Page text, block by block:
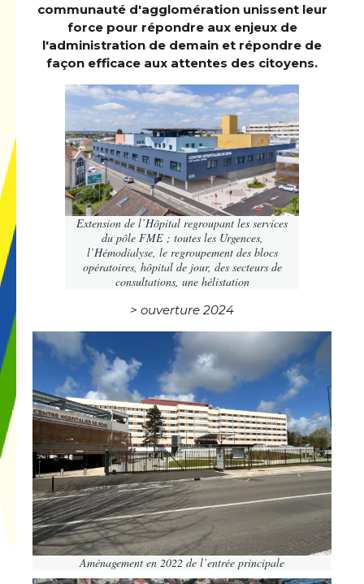
communauté d'agglomération unissent leur
force pour répondre aux enjeux de
l'administration de demain et répondre de
façon efficace aux attentes des citoyens.
Extension de l’Hôpital regroupant les services
du pôle FME ; toutes les Urgences,
l’Hémodialyse, le regroupement des blocs
opératoires, hôpital de jour, des secteurs de
consultations, une hélistation
> ouverture 2024
Aménagement en 2022 de l’entrée principale